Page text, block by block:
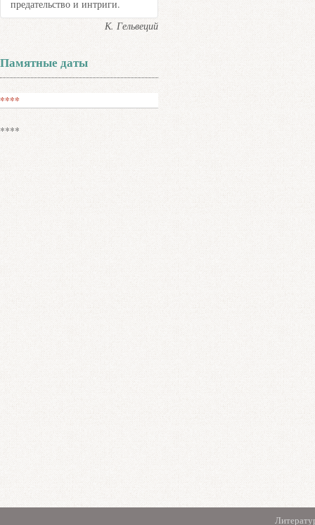
предательство и интриги.
К. Гельвеций
Памятные даты
****
****